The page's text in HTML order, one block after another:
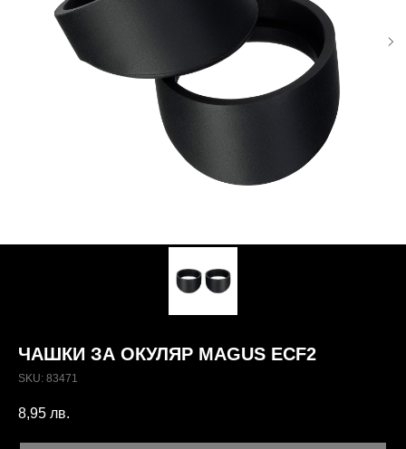
ЧАШКИ ЗА ОКУЛЯР MAGUS ECF2
SKU: 83471
8,95 лв.